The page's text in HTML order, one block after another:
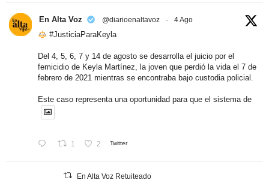
En Alta Voz @diarioenaltavoz · 4 Ago
#JusticiaParaKeyla
Del 4, 5, 6, 7 y 14 de agosto se desarrolla el juicio por el
femicidio de Keyla Martínez, la joven que perdió la vida el 7 de
febrero de 2021 mientras se encontraba bajo custodia policial.
Este caso representa una oportunidad para que el sistema de
1 2 Twitter
En Alta Voz Retuiteado